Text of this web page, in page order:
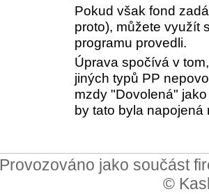
Pokud však fond
proto), můžete využít
programu provedli.
Úprava spočívá v
jiných typů PP
mzdy "Dovolená"
by tato byla
Provozováno jako součást
©